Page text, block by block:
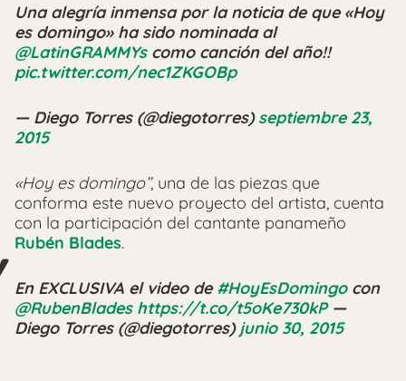
Una alegría inmensa por la noticia de que «Hoy
es domingo» ha sido nominada al
@LatinGRAMMYscomo canción del año!!
pic.twitter.com/nec1ZKGOBp
— Diego Torres (@diegotorres)septiembre 23,
2015
«Hoy es domingo’’, una de las piezas que
conforma este nuevo proyecto del artista, cuenta
con la participación del cantante panameño
Rubén Blades.
En EXCLUSIVA el video de#HoyEsDomingocon
@RubenBlades https://t.co/t5oKe730kP—
Diego Torres (@diegotorres)junio 30, 2015